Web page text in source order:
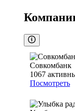
Совкомбанк
1067
Посмотреть